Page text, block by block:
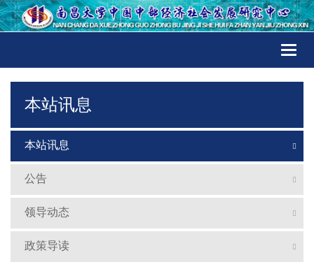
本站讯息
本站讯息
公告
领导动态
政策导读